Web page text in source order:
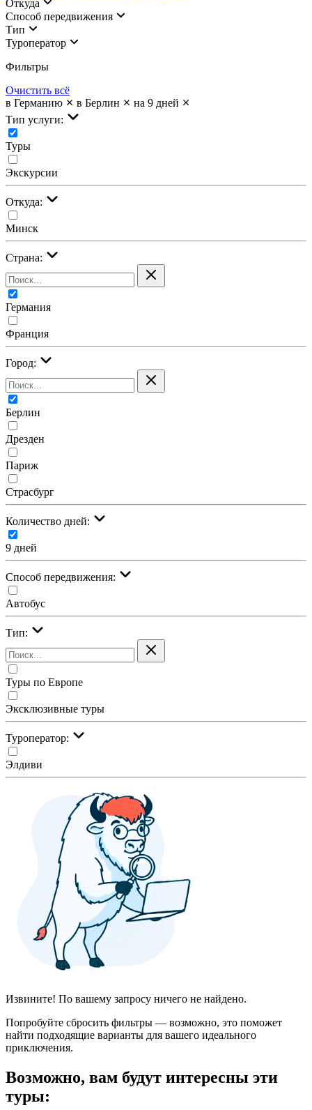
Откуда
Cпособ передвижения
Тип
Туроператор
Фильтры
Очистить всё
в Германию
в Берлин
на 9 дней
Тип услуги:
Туры
Экскурсии
Откуда:
Минск
Страна:
Германия
Франция
Город:
Берлин
Дрезден
Париж
Страсбург
Количество дней:
9 дней
Cпособ передвижения:
Автобус
Тип:
Туры по Европе
Эксклюзивные туры
Туроператор:
Элдиви
Извините! По вашему запросу ничего не найдено.
Попробуйте сбросить фильтры — возможно, это поможет
найти подходящие варианты для вашего идеального
приключения.
Возможно, вам будут интересны эти
туры: